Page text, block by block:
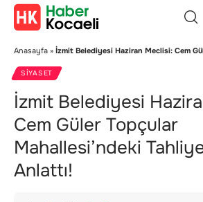
Anasayfa » İzmit Belediyesi Haziran Meclisi: Cem Güler Topçular
SIYASET
İzmit Belediyesi
Cem Güler Topçular
Mahallesi’ndeki
Anlattı!